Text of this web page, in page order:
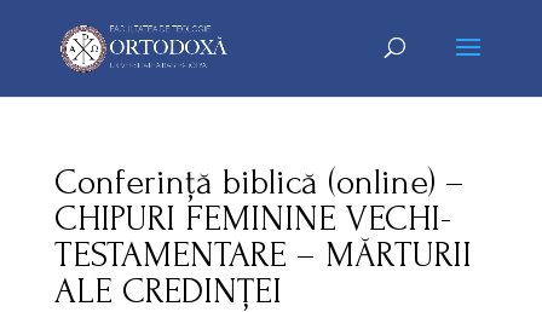
Conferință biblică (online) –
CHIPURI FEMININE VECHI-
TESTAMENTARE – MĂRTURII
ALE CREDINȚEI